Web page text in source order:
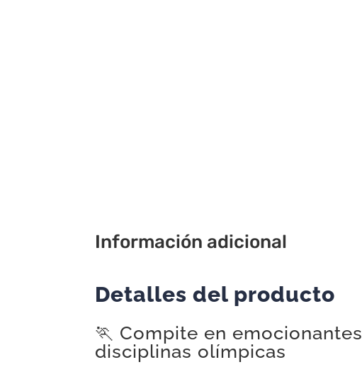
Información adicional
Detalles del producto
🏃 Compite en emocionantes
disciplinas olímpicas